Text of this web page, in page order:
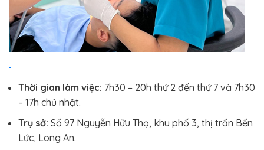
Thời gian làm việc: 7h30 – 20h thứ 2 đến thứ 7 và 7h30
– 17h chủ nhật.
Trụ sở: Số 97 Nguyễn Hữu Thọ, khu phố 3, thị trấn Bến
Lức, Long An.